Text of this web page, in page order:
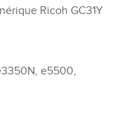
Ricoh GC31Y
e5500,